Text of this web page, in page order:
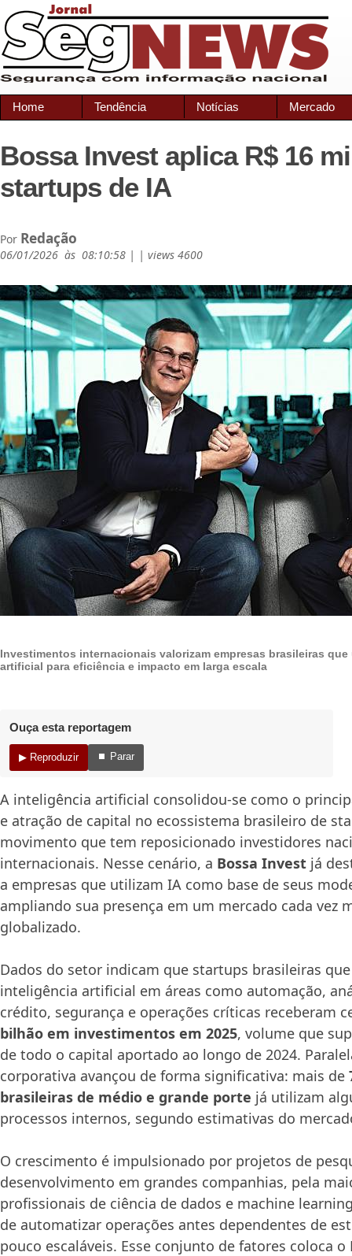
Home Tendência Notícias Mercado
Bossa Invest aplica R$ 16
startups de IA
Por Redação
06/01/2026 às 08:10:58 | | views 4600
Investimentos internacionais valorizam empresas brasileiras
artificial para eficiência e impacto em larga escala
Ouça esta reportagem
▶ Reproduzir ⏹ Parar
A inteligência artificial consolidou-se como o
e atração de capital no ecossistema brasileiro de
movimento que tem reposicionado investidores
internacionais. Nesse cenário, a Bossa Invest já
a empresas que utilizam IA como base de seus
ampliando sua presença em um mercado cada vez
globalizado.
Dados do setor indicam que startups brasileiras
inteligência artificial em áreas como automação,
crédito, segurança e operações críticas receberam
bilhão em investimentos em 2025, volume que
de todo o capital aportado ao longo de 2024.
corporativa avançou de forma significativa: mais de
brasileiras de médio e grande porte já utilizam
processos internos, segundo estimativas do
O crescimento é impulsionado por projetos de
desenvolvimento em grandes companhias, pela
profissionais de ciência de dados e machine
de automatizar operações antes dependentes de
pouco escaláveis. Esse conjunto de fatores coloca